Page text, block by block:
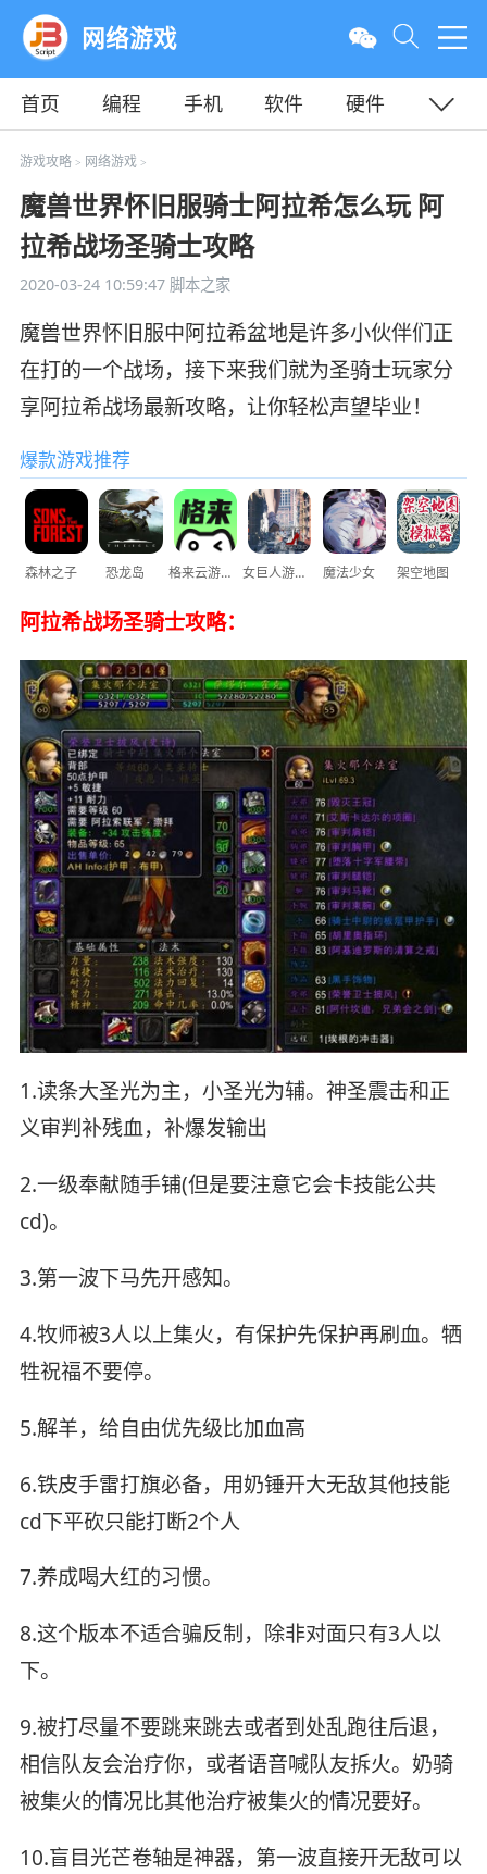
网络游戏
首页 编程 手机 软件
硬件
教程
平面
游戏攻略> 网络游戏>
魔兽世界怀旧服骑士阿拉希怎么玩 阿
拉希战场圣骑士攻略
2020-03-24 10:59:47脚本之家
魔兽世界怀旧服中阿拉希盆地是许多小伙伴们正
在打的一个战场，接下来我们就为圣骑士玩家分
享阿拉希战场最新攻略，让你轻松声望毕业！
爆款游戏推荐
森林之子 恐龙岛 格来云游戏 女巨人游乐场 魔法少女 架空地图
阿拉希战场圣骑士攻略：
1.读条大圣光为主，小圣光为辅。神圣震击和正
义审判补残血，补爆发输出
2.一级奉献随手铺(但是要注意它会卡技能公共
cd)。
3.第一波下马先开感知。
4.牧师被3人以上集火，有保护先保护再刷血。牺
牲祝福不要停。
5.解羊，给自由优先级比加血高
6.铁皮手雷打旗必备，用奶锤开大无敌其他技能
cd下平砍只能打断2个人
7.养成喝大红的习惯。
8.这个版本不适合骗反制，除非对面只有3人以
下。
9.被打尽量不要跳来跳去或者到处乱跑往后退，
相信队友会治疗你，或者语音喊队友拆火。奶骑
被集火的情况比其他治疗被集火的情况要好。
10.盲目光芒卷轴是神器，第一波直接开无敌可以